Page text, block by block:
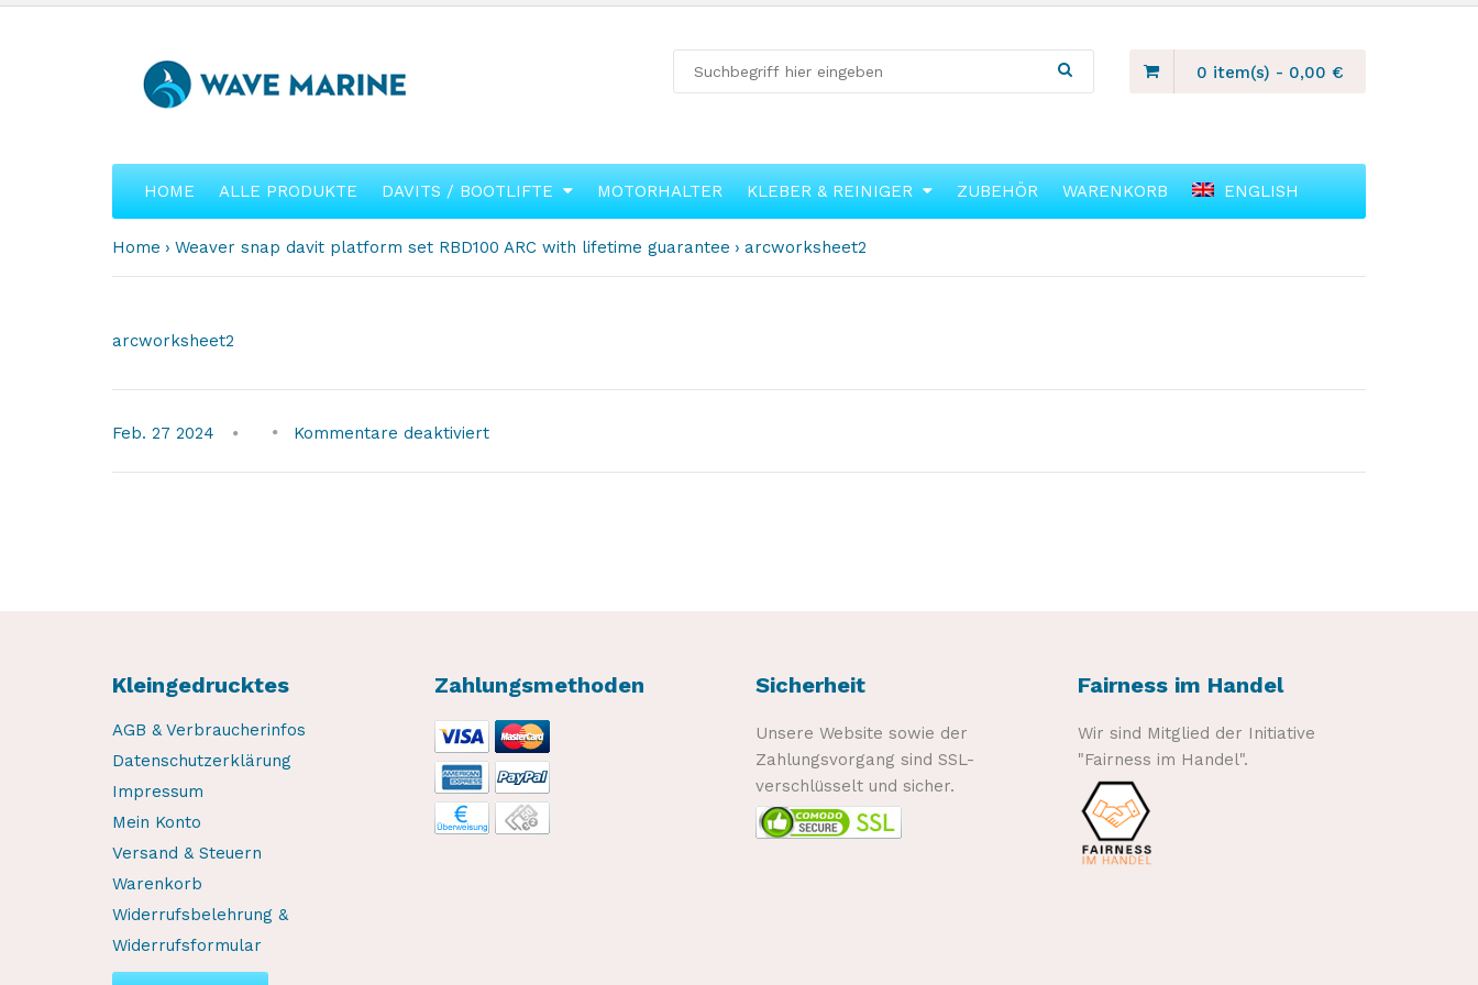
0 item(s) - 0,00 €
HOME ALLE PRODUKTE DAVITS / BOOTLIFTE MOTORHALTER KLEBER & REINIGER ZUBEHÖR WARENKORB ENGLISH
Home Weaver snap davit platform set RBD100 ARC with lifetime guarantee arcworksheet2
arcworksheet2
Feb. 27 2024 Kommentare deaktiviertfür
Kleingedrucktes
AGB & Verbraucherinfos
Datenschutzerklärung
Impressum
Mein Konto
Versand & Steuern
Warenkorb
Widerrufsbelehrung &
Widerrufsformular
Zahlungsmethoden Sicherheit
Unsere Website sowie der
Zahlungsvorgang sind SSL-
verschlüsselt und sicher.
Fairness im Handel
Wir sind Mitglied der Initiative
"Fairness im Handel".